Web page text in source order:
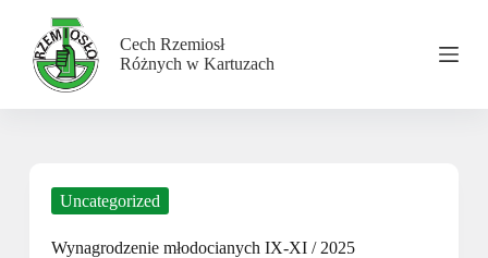
Cech Rzemiosł
Różnych w Kartuzach
Uncategorized
Wynagrodzenie młodocianych IX-XI / 2025